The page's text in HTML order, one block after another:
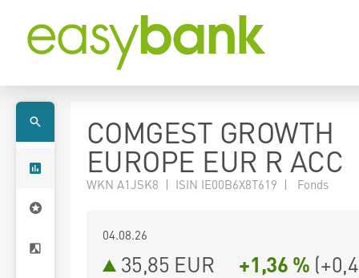
COMGEST GROWTH
EUROPE EUR R ACC
WKN A1JSK8 | ISIN IE00B6X8T619 | Fonds
04.08.26
35,85 EUR +1,36 % (